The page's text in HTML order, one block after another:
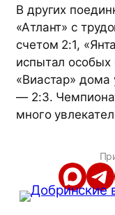
В других
«Атлант» с
счетом 2:1,
испытал
«Виастар» дома
— 2:3.
много